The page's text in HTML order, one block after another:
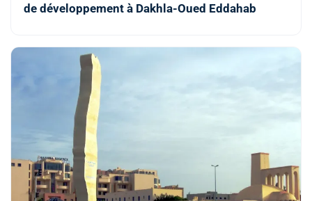
de développement à Dakhla-Oued Eddahab